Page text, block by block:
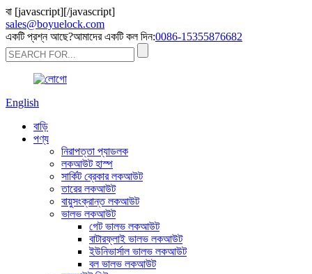
বা [javascript][/javascript]
sales@boyuelock.com
একটি প্রশ্ন আছে?আমাদের একটি কল দিন:0086-15355876682
English
বাড়ি
পণ্য
নিরাপত্তা প্যাডলক
লকআউট হাস্প
সার্কিট ব্রেকার লকআউট
তারের লকআউট
বায়ুসংক্রান্ত লকআউট
ভালভ লকআউট
গেট ভালভ লকআউট
বাটারফ্লাই ভালভ লকআউট
ইউনিভার্সাল ভালভ লকআউট
বল ভালভ লকআউট